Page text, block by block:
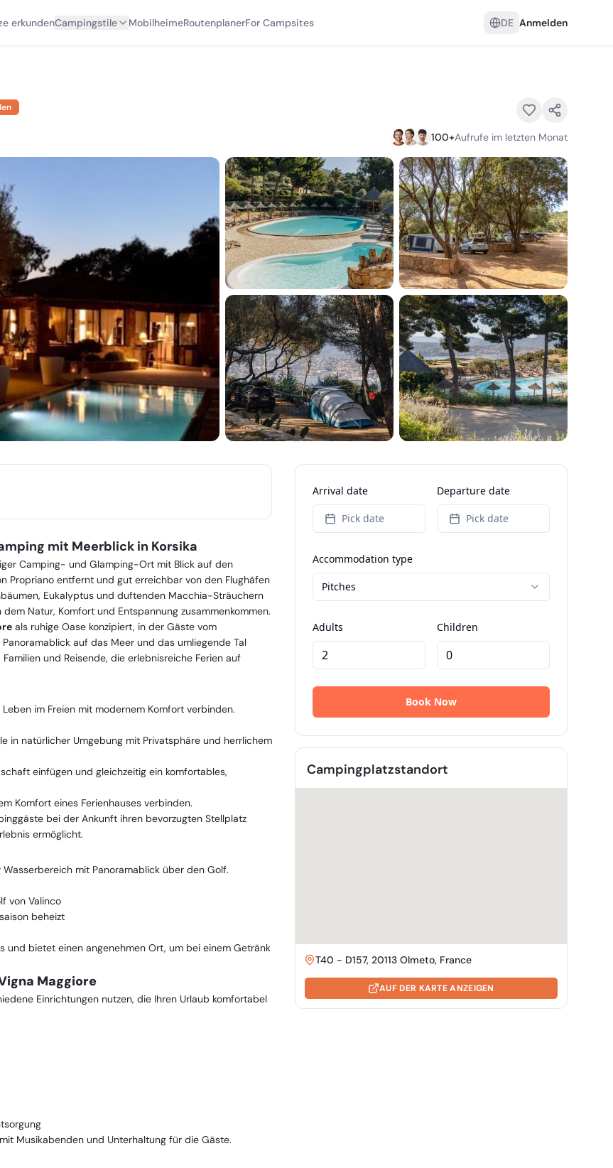
erkundenCampingstile MobilheimeRoutenplanerFor Campsites DE Anmelden
100+Aufrufe im letzten Monat
mit Meerblick in Korsika
Camping- und Glamping-Ort mit Blick auf den
Propriano entfernt und gut erreichbar von den Flughäfen
Eukalyptus und duftenden Macchia-Sträuchern
Natur, Komfort und Entspannung zusammenkommen.
als ruhige Oase konzipiert, in der Gäste vom
auf das Meer und das umliegende Tal
und Reisende, die erlebnisreiche Ferien auf
im Freien mit modernem Komfort verbinden.
in natürlicher Umgebung mit Privatsphäre und herrlichem
einfügen und gleichzeitig ein komfortables,
Komfort eines Ferienhauses verbinden.
bei der Ankunft ihren bevorzugten Stellplatz
ermöglicht.
mit Panoramablick über den Golf.
von Valinco
beheizt
bietet einen angenehmen Ort, um bei einem Getränk
Maggiore
Einrichtungen nutzen, die Ihren Urlaub komfortabel
Musikabenden und Unterhaltung für die Gäste.
Campingplatzstandort
T40 - D157, 20113 Olmeto, France
AUF DER KARTE ANZEIGEN